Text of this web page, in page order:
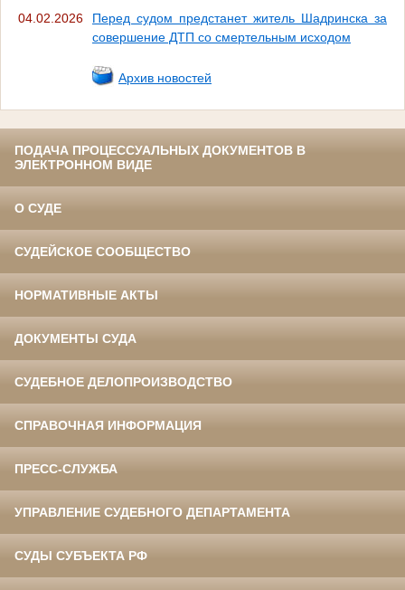
04.02.2026
Перед судом предстанет житель Шадринска за
совершение ДТП со смертельным исходом
Архив новостей
ПОДАЧА ПРОЦЕССУАЛЬНЫХ ДОКУМЕНТОВ В
ЭЛЕКТРОННОМ ВИДЕ
О СУДЕ
СУДЕЙСКОЕ СООБЩЕСТВО
НОРМАТИВНЫЕ АКТЫ
ДОКУМЕНТЫ СУДА
СУДЕБНОЕ ДЕЛОПРОИЗВОДСТВО
СПРАВОЧНАЯ ИНФОРМАЦИЯ
ПРЕСС-СЛУЖБА
УПРАВЛЕНИЕ СУДЕБНОГО ДЕПАРТАМЕНТА
СУДЫ СУБЪЕКТА РФ